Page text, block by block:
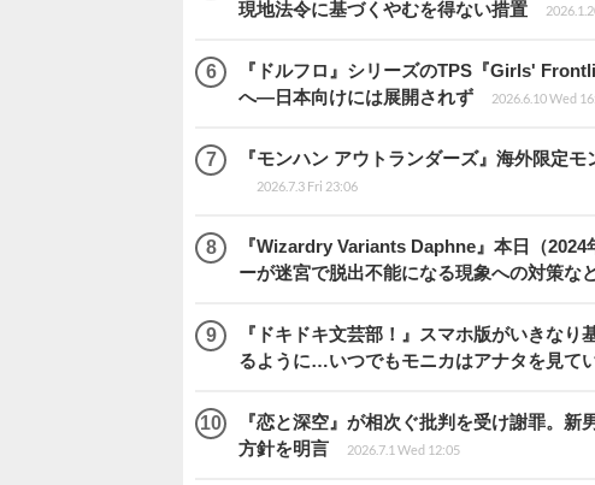
現地法令に基づくやむを得ない措置
『ドルフロ』シリーズのTPS『Girls'
へ―日本向けには展開されず
2026.6.10 Wed
『モンハン アウトランダーズ』海外限定
2026.7.3 Fri 23:06
『Wizardry Variants Daphne』本日（
ーが迷宮で脱出不能になる現象への対策な
『ドキドキ文芸部！』スマホ版がいきな
るように…いつでもモニカはアナタを見て
『恋と深空』が相次ぐ批判を受け謝罪。
方針を明言
2026.7.1 Wed 12:05